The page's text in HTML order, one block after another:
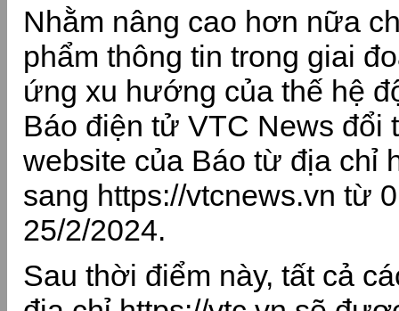
Nhằm nâng cao hơn nữa
phẩm thông tin trong giai
ứng xu hướng của thế hệ
Báo điện tử VTC News đổi
website của Báo từ địa chỉ
sang https://vtcnews.vn từ
25/2/2024.
Sau thời điểm này, tất cả